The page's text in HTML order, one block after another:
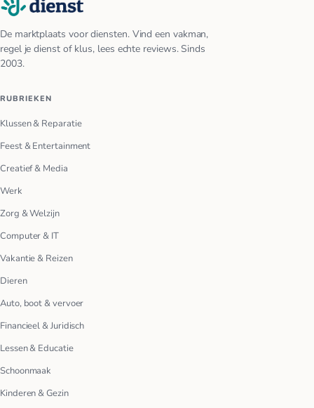
De marktplaats voor diensten. Vind een vakman,
regel je dienst of klus, lees echte reviews. Sinds
2003.
RUBRIEKEN
Klussen & Reparatie
Feest & Entertainment
Creatief & Media
Werk
Zorg & Welzijn
Computer & IT
Vakantie & Reizen
Dieren
Auto, boot & vervoer
Financieel & Juridisch
Lessen & Educatie
Schoonmaak
Kinderen & Gezin